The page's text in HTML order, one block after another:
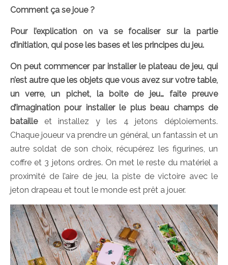
Comment ça se joue ?
Pour l’explication on va se focaliser sur la partie
d’initiation, qui pose les bases et les principes du jeu.
On peut commencer par installer le plateau de jeu, qui
n’est autre que les objets que vous avez sur votre table,
un verre, un pichet, la boite de jeu… faite preuve
d’imagination pour installer le plus beau champs de
batailleet installez y les 4 jetons déploiements.
Chaque joueur va prendre un général, un fantassin et un
autre soldat de son choix, récupérez les figurines, un
coffre et 3 jetons ordres. On met le reste du matériel a
proximité de l’aire de jeu, la piste de victoire avec le
jeton drapeau et tout le monde est prêt a jouer.